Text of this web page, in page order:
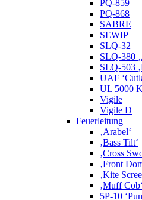
PQ-859
PQ-868
SABRE
SEWIP
SLQ-32
SLQ-380
SLQ-503
UAF
UL 5000 K
Vigile
Vigile D
Feuerleitung
‚Arabel‘
‚Bass Tilt‘
‚Cross
‚Front
‚Kite
‚Muff Cob‘
5P-10